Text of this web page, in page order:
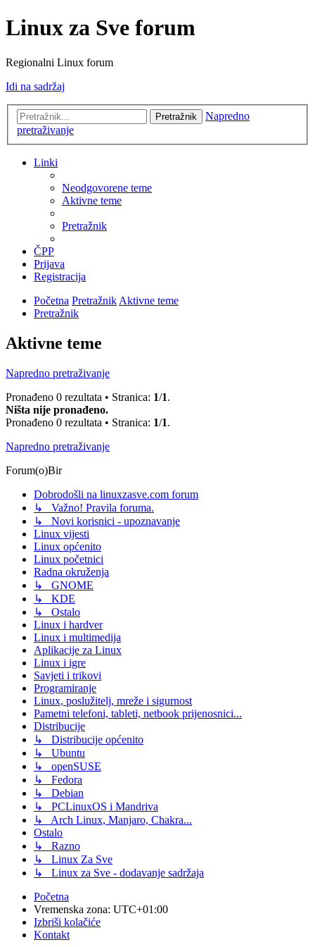
Linux za Sve forum
Regionalni Linux forum
Idi na sadržaj
Pretražnik
Napredno
pretraživanje
Linki
Neodgovorene teme
Aktivne teme
Pretražnik
ČPP
Prijava
Registracija
Početna PretražnikAktivne teme
Pretražnik
Aktivne teme
Napredno pretraživanje
Pronađeno 0 rezultata • Stranica: 1/1.
Ništa nije pronađeno.
Pronađeno 0 rezultata • Stranica: 1/1.
Napredno pretraživanje
Forum(o)Bir
Dobrodošli na linuxzasve.com forum
↳ Važno! Pravila foruma.
↳ Novi korisnici - upoznavanje
Linux vijesti
Linux općenito
Linux početnici
Radna okruženja
↳ GNOME
↳ KDE
↳ Ostalo
Linux i hardver
Linux i multimedija
Aplikacije za Linux
Linux i igre
Savjeti i trikovi
Programiranje
Linux, poslužitelj, mreže i sigurnost
Pametni telefoni, tableti, netbook prijenosnici...
Distribucije
↳ Distribucije općenito
↳ Ubuntu
↳ openSUSE
↳ Fedora
↳ Debian
↳ PCLinuxOS i Mandriva
↳ Arch Linux, Manjaro, Chakra...
Ostalo
↳ Razno
↳ Linux Za Sve
↳ Linux za Sve - dodavanje sadržaja
Početna
Vremenska zona: UTC+01:00
Izbriši kolačiće
Kontakt